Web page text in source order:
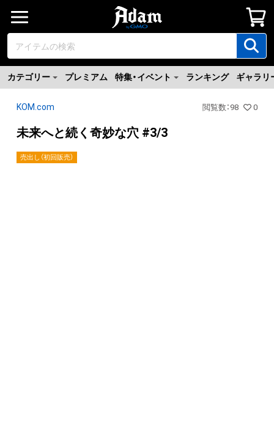
カテゴリー プレミアム 特集・イベント ランキング ギャラリ
KOM.com 閲覧数 ： 98 0
未来へと続く奇妙な穴 #3/3
売出し（初回販売）